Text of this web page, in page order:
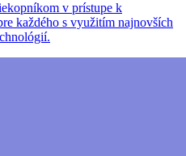
v prístupe k
každého s využitím najnovších